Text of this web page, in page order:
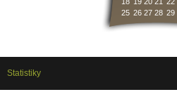
25 26 27 28 29
Statistiky